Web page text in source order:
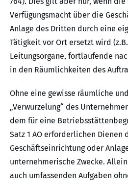
Verfügungsmacht über die
Anlage des Dritten durch eine
Tätigkeit vor Ort ersetzt wird
Leitungsorgane, fortlaufende
in den Räumlichkeiten des
Ohne eine gewisse räumliche
„Verwurzelung“ des
dem für eine
Satz 1 AO erforderlichen Dienen
Geschäftseinrichtung oder
unternehmerische Zwecke.
auch umfassenden Aufgaben